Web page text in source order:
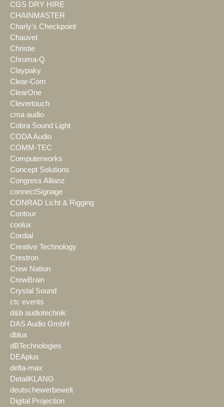
CGS DRY HIRE
CHAINMASTER
Charly's Checkpoint
Chauvet
Christie
Chroma-Q
Claypaky
Clear-Com
ClearOne
Clevertouch
cma audio
Cobra Sound Light
CODA Audio
COMM-TEC
Computerworks
Concept Solutions
Congress Allianz
connectSignage
CONRAD Licht & Rigging
Contour
coolux
Cordial
Creative Technology
Crestron
Crew Nation
CrewBrain
Crystal Sound
ctc events
d&b audiotechnik
DAS Audio GmbH
dblux
dBTechnologies
DEAplus
delta-max
DetailKLANG
deutschewerbewelt
Digital Projection